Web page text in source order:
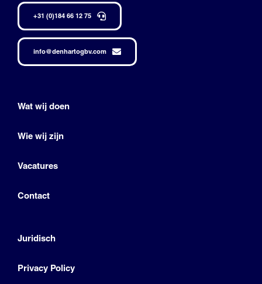
+31 (0)184 66 12 75
info@denhartogbv.com
Wat wij doen
Wie wij zijn
Vacatures
Contact
Juridisch
Privacy Policy